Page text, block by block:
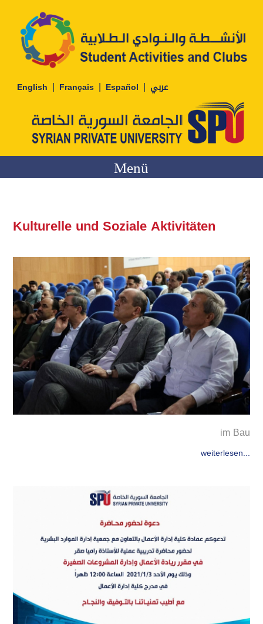
English | Français | Español | عربي
Menü
Kulturelle und Soziale Aktivitäten
im Bau
weiterlesen...